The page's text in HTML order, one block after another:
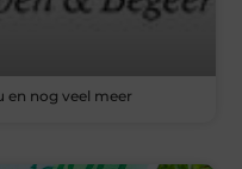
en nog veel meer